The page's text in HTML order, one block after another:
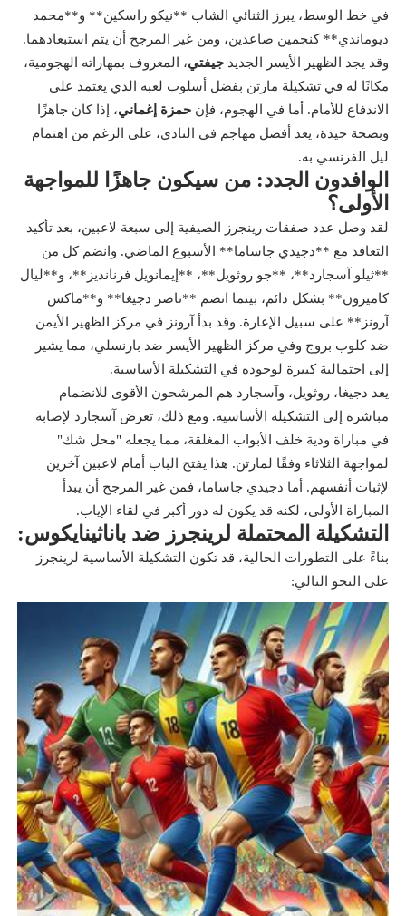
في خط الوسط، يبرز الثنائي الشاب **نيكو راسكين** و**محمد
ديوماندي** كنجمين صاعدين، ومن غير المرجح أن يتم استبعادهما.
وقد يجد الظهير الأيسر الجديد جيفتي، المعروف بمهاراته الهجومية،
مكانًا له في تشكيلة مارتن بفضل أسلوب لعبه الذي يعتمد على
الاندفاع للأمام. أما في الهجوم، فإن حمزة إغماني، إذا كان جاهزًا
وبصحة جيدة، يعد أفضل مهاجم في النادي، على الرغم من اهتمام
ليل الفرنسي به.
الوافدون الجدد: من سيكون جاهزًا للمواجهة
الأولى؟
لقد وصل عدد صفقات رينجرز الصيفية إلى سبعة لاعبين، بعد تأكيد
التعاقد مع **دجيدي جاساما** الأسبوع الماضي. وانضم كل من
**ثيلو آسجارد**، **جو روثويل**، **إيمانويل فرنانديز**، و**ليال
كاميرون** بشكل دائم، بينما انضم **ناصر دجيغا** و**ماكس
آرونز** على سبيل الإعارة. وقد بدأ آرونز في مركز الظهير الأيمن
ضد كلوب بروج وفي مركز الظهير الأيسر ضد بارنسلي، مما يشير
إلى احتمالية كبيرة لوجوده في التشكيلة الأساسية.
يعد دجيغا، روثويل، وآسجارد هم المرشحون الأقوى للانضمام
مباشرة إلى التشكيلة الأساسية. ومع ذلك، تعرض آسجارد لإصابة
في مباراة ودية خلف الأبواب المغلقة، مما يجعله "محل شك"
لمواجهة الثلاثاء وفقًا لمارتن. هذا يفتح الباب أمام لاعبين آخرين
لإثبات أنفسهم. أما دجيدي جاساما، فمن غير المرجح أن يبدأ
المباراة الأولى، لكنه قد يكون له دور أكبر في لقاء الإياب.
التشكيلة المحتملة لرينجرز ضد باناثينايكوس:
بناءً على التطورات الحالية، قد تكون التشكيلة الأساسية لرينجرز
على النحو التالي: